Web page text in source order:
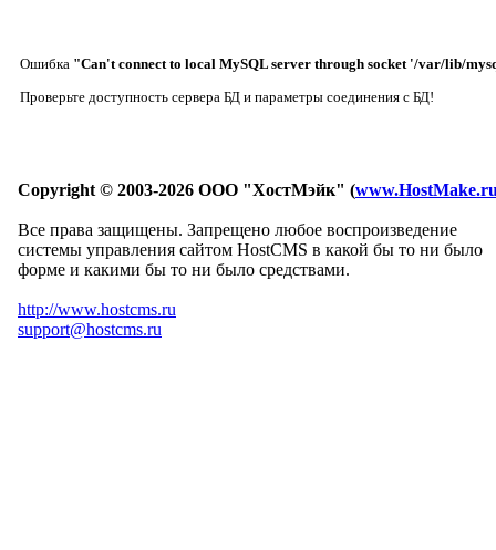
Ошибка "Can't connect to local MySQL server through socket '/var/lib/
Проверьте доступность сервера БД и параметры соединения с БД!
Copyright © 2003-2026 ООО "ХостМэйк" (
Все права защищены. Запрещено любое воспроизведение
системы управления сайтом HostCMS в какой бы то ни было
форме и какими бы то ни было средствами.
http://www.hostcms.ru
support@hostcms.ru